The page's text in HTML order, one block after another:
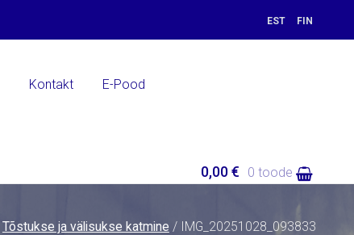
EST FIN
Kontakt E-Pood
0,00 € 0 toode
Tõstukse ja välisukse katmine / IMG_20251028_093833